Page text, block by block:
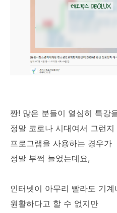
짠! 많은 분들이 열심히 특강
정말 코로나 시대여서 그런
프로그램을 사용하는 경우가
정말 부쩍 늘었는데요,
인터넷이 아무리 빨라도 기
원활하다고 할 수 없지만